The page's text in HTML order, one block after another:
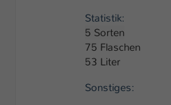
Statistik:
5 Sorten
75 Flaschen
53 Liter
Sonstiges: